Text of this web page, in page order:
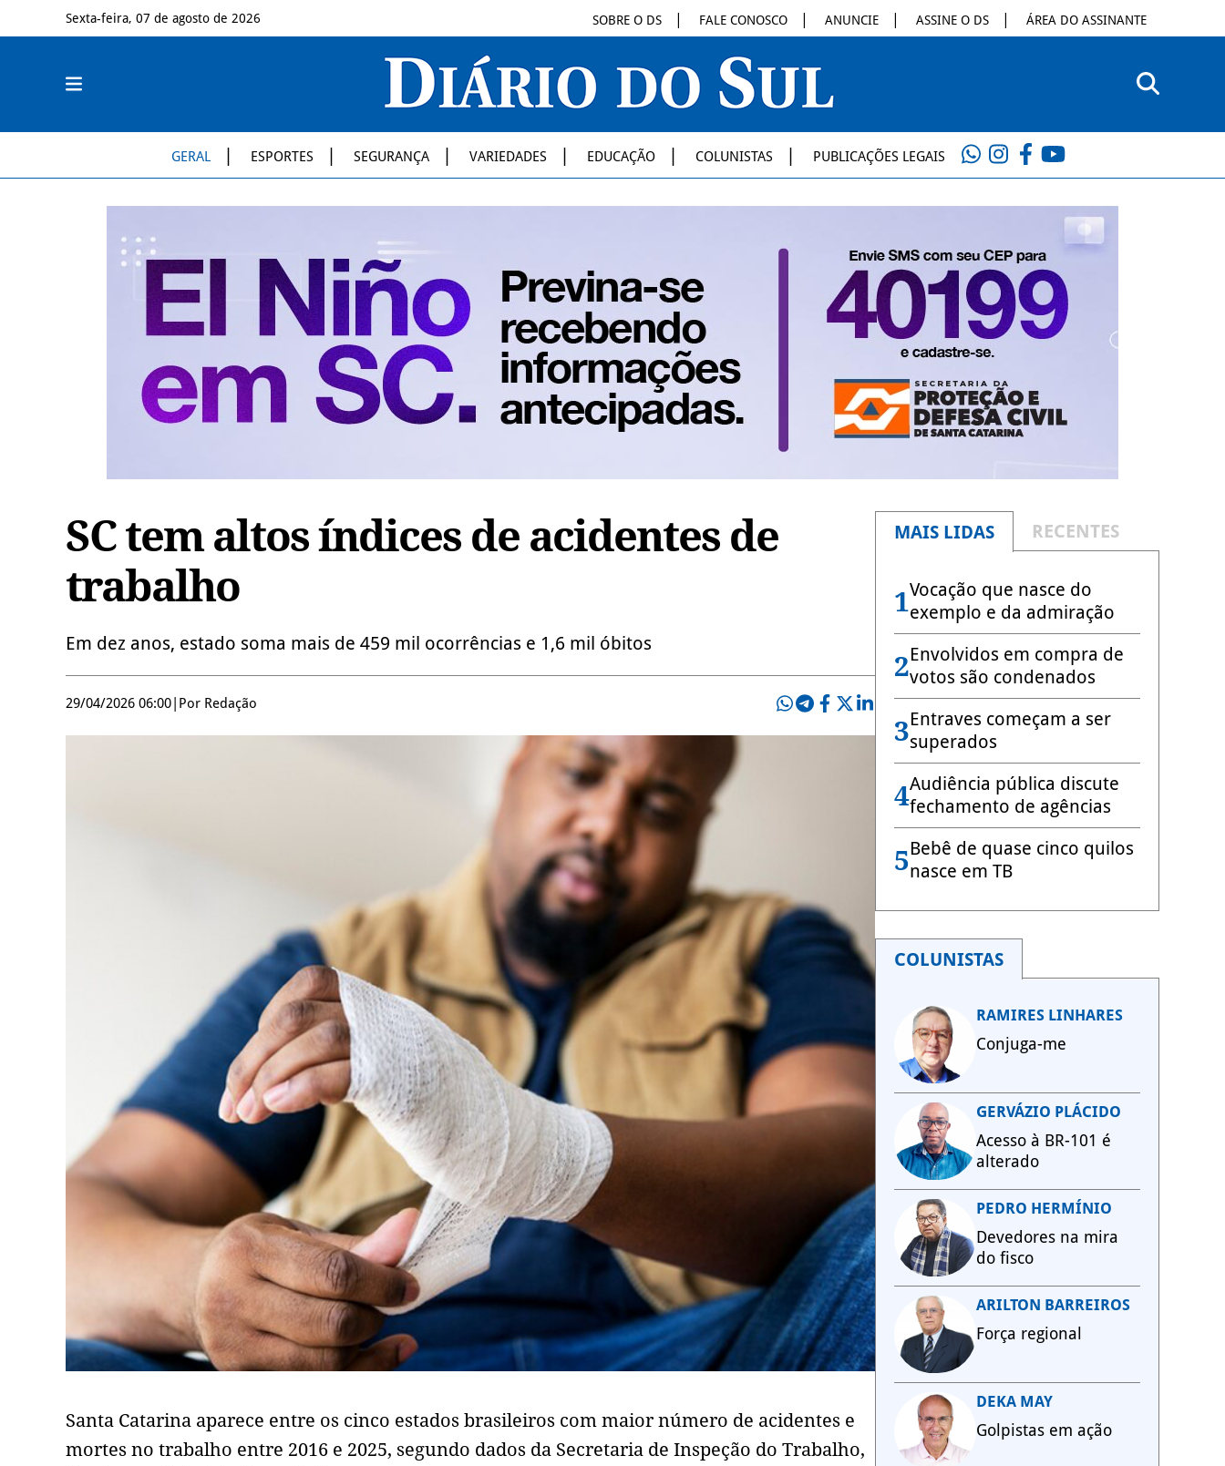
Sexta-feira, 07 de agosto de 2026 SOBRE O DS FALE CONOSCO ANUNCIE ASSINE O DS ÁREA DO ASSINANTE
GERAL ESPORTES SEGURANÇA VARIEDADES EDUCAÇÃO COLUNISTAS PUBLICAÇÕES LEGAIS
SC tem altos índices de acidentes de
trabalho
Em dez anos, estado soma mais de 459 mil ocorrências e 1,6 mil óbitos
29/04/2026 06:00 Por Redação
Santa Catarina aparece entre os cinco estados brasileiros com maior número de acidentes e
mortes no trabalho entre 2016 e 2025, segundo dados da Secretaria de Inspeção do Trabalho,
MAIS LIDAS RECENTES
1Vocação que nasce do
exemplo e da admiração
2Envolvidos em compra de
votos são condenados
3Entraves começam a ser
superados
4Audiência pública discute
fechamento de agências
5Bebê de quase cinco quilos
nasce em TB
COLUNISTAS
RAMIRES LINHARES
Conjuga-me
GERVÁZIO PLÁCIDO
Acesso à BR-101 é
alterado
PEDRO HERMÍNIO
Devedores na mira
do fisco
ARILTON BARREIROS
Força regional
DEKA MAY
Golpistas em ação